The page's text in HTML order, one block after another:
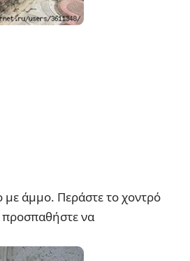
με άμμο. Περάστε το χοντρό
να